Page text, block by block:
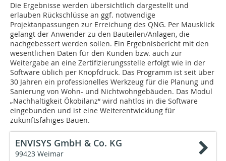
Die Ergebnisse werden übersichtlich dargestellt und
erlauben Rückschlüsse an ggf. notwendige
Projektanpassungen zur Erreichung des QNG. Per Mausklick
gelangt der Anwender zu den Bauteilen/Anlagen, die
nachgebessert werden sollen. Ein Ergebnisbericht mit den
wesentlichen Daten für den Kunden bzw. auch zur
Weitergabe an eine Zertifizierungsstelle erfolgt wie in der
Software üblich per Knopfdruck. Das Programm ist seit über
30 Jahren ein professionelles Werkzeug für die Planung und
Sanierung von Wohn- und Nichtwohngebäuden. Das Modul
„Nachhaltigkeit Ökobilanz“ wird nahtlos in die Software
eingebunden und ist eine Weiterentwicklung für
zukunftsfähiges Bauen.
ENVISYS GmbH & Co. KG
99423 Weimar